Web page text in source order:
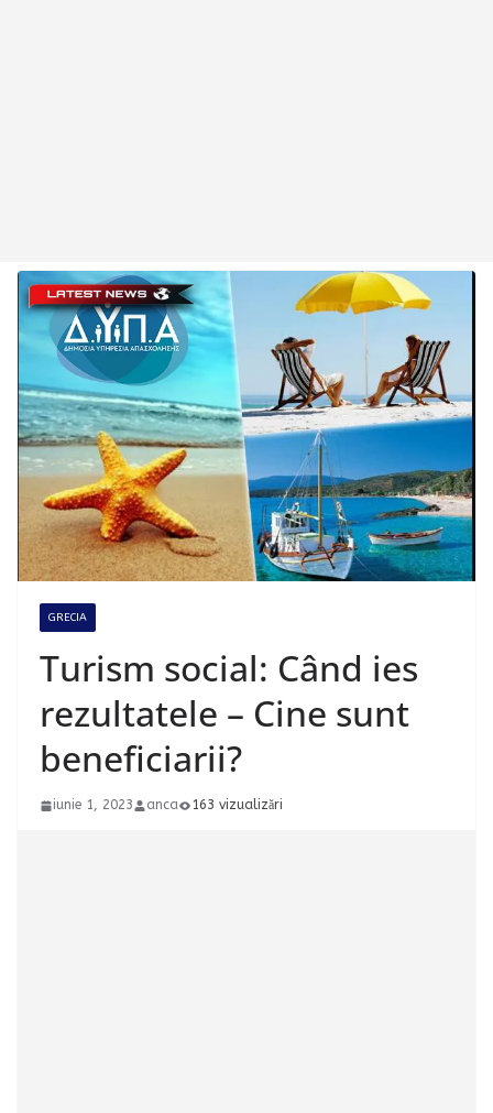
GRECIA
Turism social: Când ies
rezultatele – Cine sunt
beneficiarii?
iunie 1, 2023 anca 163 vizualizări